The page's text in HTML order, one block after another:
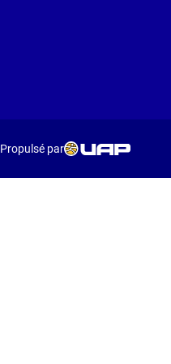
Propulsé par